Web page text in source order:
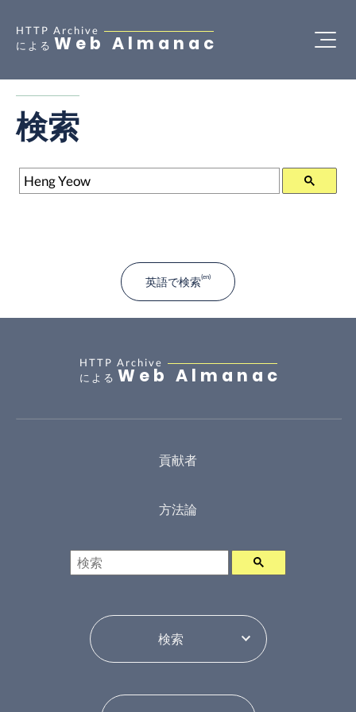
HTTP Archive
による Web Almanac
検索
検索
英語で検索
HTTP Archive
による Web Almanac
貢献者
方法論
検索
年ピッカー